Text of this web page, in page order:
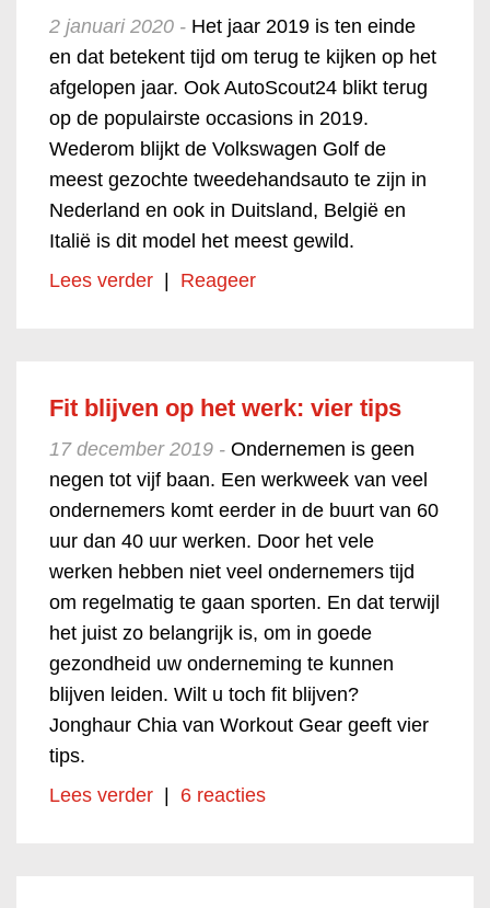
2 januari 2020 - Het jaar 2019 is ten einde
en dat betekent tijd om terug te kijken op het
afgelopen jaar. Ook AutoScout24 blikt terug
op de populairste occasions in 2019.
Wederom blijkt de Volkswagen Golf de
meest gezochte tweedehandsauto te zijn in
Nederland en ook in Duitsland, België en
Italië is dit model het meest gewild.
Lees verder
Reageer
Fit blijven op het werk: vier tips
17 december 2019 - Ondernemen is geen
negen tot vijf baan. Een werkweek van veel
ondernemers komt eerder in de buurt van 60
uur dan 40 uur werken. Door het vele
werken hebben niet veel ondernemers tijd
om regelmatig te gaan sporten. En dat terwijl
het juist zo belangrijk is, om in goede
gezondheid uw onderneming te kunnen
blijven leiden. Wilt u toch fit blijven?
Jonghaur Chia van Workout Gear geeft vier
tips.
Lees verder
6 reacties